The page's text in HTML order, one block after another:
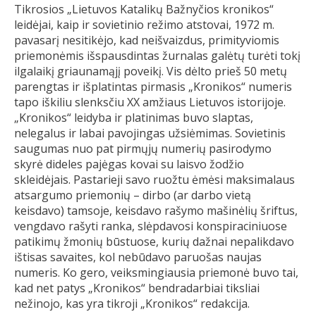
Tikrosios „Lietuvos Katalikų Bažnyčios kronikos“
leidėjai, kaip ir sovietinio režimo atstovai, 1972 m.
pavasarį nesitikėjo, kad neišvaizdus, primityviomis
priemonėmis išspausdintas žurnalas galėtų turėti tokį
ilgalaikį griaunamąjį poveikį. Vis dėlto prieš 50 metų
parengtas ir išplatintas pirmasis „Kronikos“ numeris
tapo iškiliu slenksčiu XX amžiaus Lietuvos istorijoje.
„Kronikos“ leidyba ir platinimas buvo slaptas,
nelegalus ir labai pavojingas užsiėmimas. Sovietinis
saugumas nuo pat pirmųjų numerių pasirodymo
skyrė dideles pajėgas kovai su laisvo žodžio
skleidėjais. Pastarieji savo ruožtu ėmėsi maksimalaus
atsargumo priemonių – dirbo (ar darbo vietą
keisdavo) tamsoje, keisdavo rašymo mašinėlių šriftus,
vengdavo rašyti ranka, slėpdavosi konspiraciniuose
patikimų žmonių būstuose, kurių dažnai nepalikdavo
ištisas savaites, kol nebūdavo paruošas naujas
numeris. Ko gero, veiksmingiausia priemonė buvo tai,
kad net patys „Kronikos“ bendradarbiai tiksliai
nežinojo, kas yra tikroji „Kronikos“ redakcija.